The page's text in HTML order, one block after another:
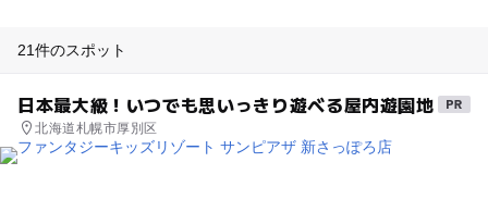
21件のスポット
日本最大級！いつでも思いっきり遊べる屋内遊園地
北海道札幌市厚別区